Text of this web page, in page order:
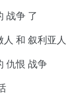
战争 了
和 叙利亚人
仇恨 战争